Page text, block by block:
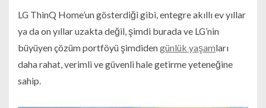
LG ThinQ Home’un gösterdiği gibi, entegre akıllı ev yıllar
ya da on yıllar uzakta değil, şimdi burada ve LG’nin
büyüyen çözüm portföyü şimdidengünlük yaşamları
daha rahat, verimli ve güvenli hale getirme yeteneğine
sahip.